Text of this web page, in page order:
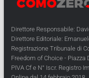
Direttore Responsabile:
Direttore Editoriale:
Registrazione Tribunale di
Freedom of Choice - Piazza
PIVA Cf e N° Iscr. Registro